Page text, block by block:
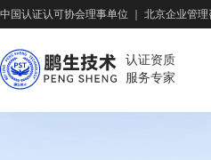
中国认证认可协会理事单位 北京企业管
认证资质
服务专家